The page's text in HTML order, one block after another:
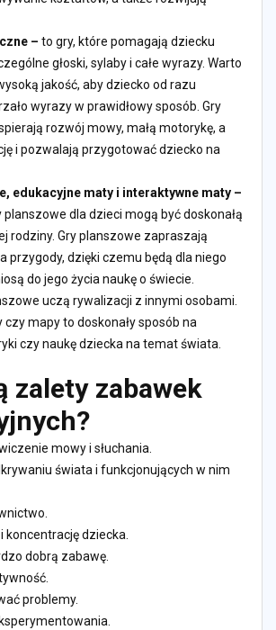
– to gry, które pomagają dziecku
głoski, sylaby i całe wyrazy. Warto
jakość, aby dziecko od razu
wyrazy w prawidłowy sposób. Gry
rozwój mowy, małą motorykę, a
i pozwalają przygotować dziecko na
edukacyjne maty i interaktywne maty –
dla dzieci mogą być doskonałą
rodziny. Gry planszowe zapraszają
przygody, dzięki czemu będą dla niego
do jego życia naukę o świecie.
uczą rywalizacji z innymi osobami.
czy mapy to doskonały sposób na
czy naukę dziecka na temat świata.
zalety zabawek
mowy i słuchania.
świata i funkcjonujących w nim
koncentrację dziecka.
dobrą zabawę.
problemy.